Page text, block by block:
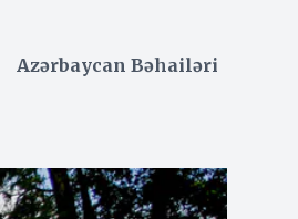
Azərbaycan Bəhailəri